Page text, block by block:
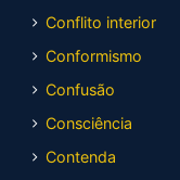
Conflito interior
Conformismo
Confusão
Consciência
Contenda